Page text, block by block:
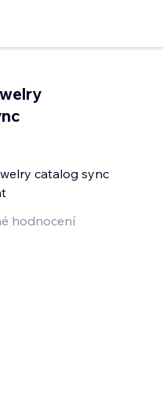
catalog sync
hodnocení